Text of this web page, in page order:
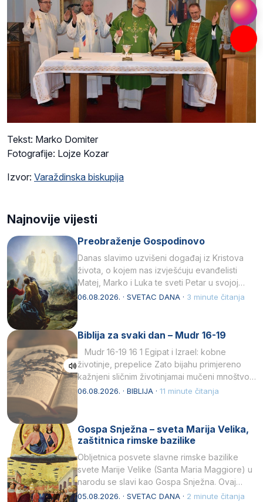
Tekst: Marko Domiter
Fotografije: Lojze Kozar
Izvor: Varaždinska biskupija
Najnovije vijesti
Preobraženje Gospodinovo
Danas slavimo uzvišeni događaj iz Kristova
života, o kojem nas izvješćuju evanđelisti
Matej, Marko i Luka te sveti Petar u svojoj
drugoj…
06.08.2026. · SVETAC DANA · 3 minute čitanja
Biblija za svaki dan – Mudr 16-19
Mudr 16-19 16 1 Egipat i Izrael: kobne
životinje, prepelice Zato bijahu primjereno
kažnjeni sličnim životinjamai mučeni mnoštvom
kukaca.2 A narod…
06.08.2026. · BIBLIJA · 11 minute čitanja
Gospa Snježna – sveta Marija Velika,
zaštitnica rimske bazilike
Obljetnica posvete slavne rimske bazilike
svete Marije Velike (Santa Maria Maggiore) u
narodu se slavi kao Gospa Snježna. Ovaj
naziv, Sancta Maria…
05.08.2026. · SVETAC DANA · 2 minute čitanja